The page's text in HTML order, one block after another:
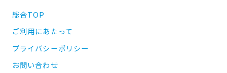
総合TOP
ご利用にあたって
プライバシーポリシー
お問い合わせ